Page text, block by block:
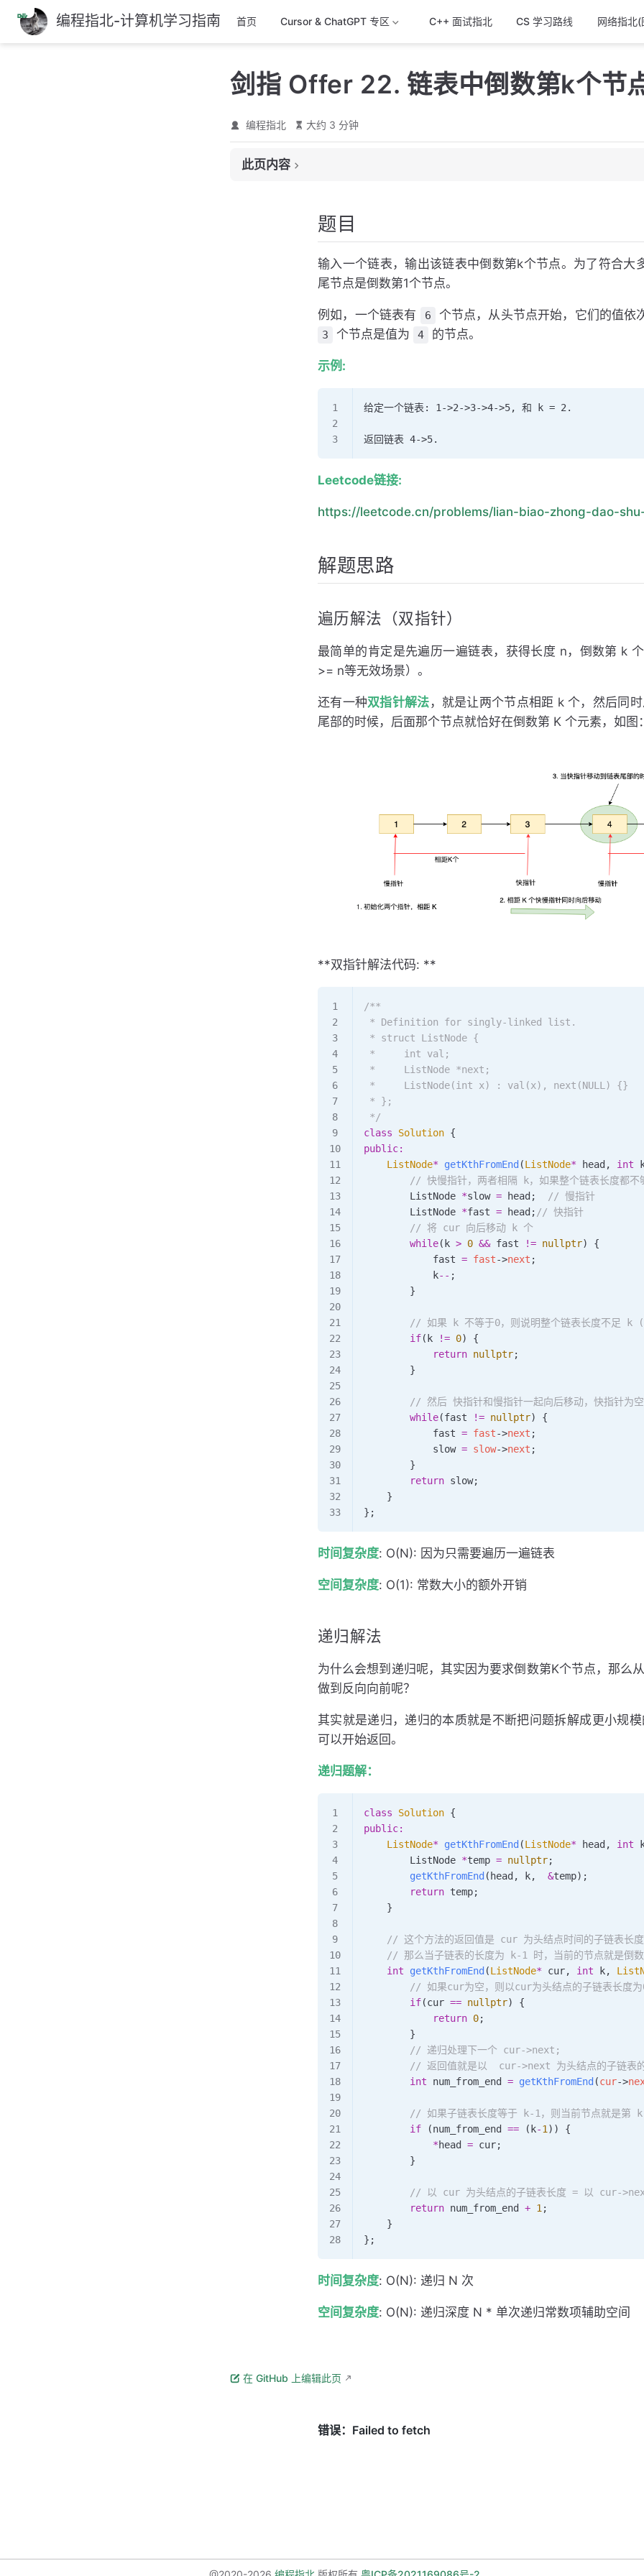
跳
编程指北-计算机学习指南 首页 Cursor & ChatGPT 专区 C++ 面试指北 CS 学习路线 网络指北(
剑指 Offer 22. 链表中倒数第k个节
编程指北 大约 3 分钟
此页内容
遍历解法（双指针）题目
输入一个链表，输出该链表中倒数第k个节点。为了符合大
尾节点是倒数第1个节点。
例如，一个链表有 6 个节点，从头节点开始，它们的值依
3 个节点是值为 4 的节点。
示例:
给定一个链表: 1->2->3->4->5, 和 k = 2.
返回链表 4->5.
Leetcode链接:
https://leetcode.cn/problems/lian-biao-zhong-dao-
解题思路
遍历解法（双指针）
最简单的肯定是先遍历一遍链表，获得长度 n，倒数第 k
>= n等无效场景）。
还有一种双指针解法 ，就是让两个节点相距 k 个，然后同
尾部的时候，后面那个节点就恰好在倒数第 K 个元素，如图：
**双指针解法代码: **
/**
* Definition for singly-linked list.
* struct ListNode {
*     int val;
*     ListNode *next;
*     ListNode(int x) : val(x), next(NULL) {}
* };
*/
class Solution {
public:
    ListNode
* getKthFromEnd (ListNode* head , int
// 快慢指针，两者相隔 k，如果整个链表长度都不
        ListNode
*slow = head;
  // 慢指针
        ListNode
*fast = head; // 快指针
        // 将 cur 向后移动 k 个
        while
(k > 0 && fast != nullptr) {
            fast
= fast->next ;
            k
-- ;
        }
// 如果 k 不等于0，则说明整个链表长度不足 k (
        if
(k != 0) {
            return
nullptr;
        }
// 然后 快指针和慢指针一起向后移动，快指针为
        while
(fast != nullptr) {
            fast
= fast->next ;
            slow
= slow->next ;
        }
        return
slow;
    }
};
时间复杂度: O(N): 因为只需要遍历一遍链表
空间复杂度: O(1): 常数大小的额外开销
递归解法
为什么会想到递归呢，其实因为要求倒数第K个节点，那么
做到反向向前呢？
其实就是递归，递归的本质就是不断把问题拆解成更小规
可以开始返回。
递归题解：
class Solution {
public:
    ListNode
* getKthFromEnd (ListNode* head , int
        ListNode
*temp = nullptr;
        getKthFromEnd
(head, k, &temp);
        return
temp;
    }
   	// 这个方法的返回值是 cur 为头结点时间的子链表长度
// 那么当子链表的长度为 k-1 时，当前的节点就是倒
    int
getKthFromEnd (ListNode* cur, int k,
// 如果cur为空，则以cur为头结点的子链表长
        if
(cur == nullptr) {
            return
0;
        }
        // 递归处理下一个 cur->next;
// 返回值就是以  cur->next 为头结点的子链表
        int
num_from_end = getKthFromEnd (cur->
// 如果子链表长度等于 k-1，则当前节点就是第
        if
(num_from_end == (k-1 )) {
            *
head = cur;
        }
// 以 cur 为头结点的子链表长度 = 以 cur-
        return
num_from_end + 1 ;
    }
};
时间复杂度: O(N): 递归 N 次
空间复杂度: O(N): 递归深度 N * 单次递归常数项辅助空间
在 GitHub 上编辑此页